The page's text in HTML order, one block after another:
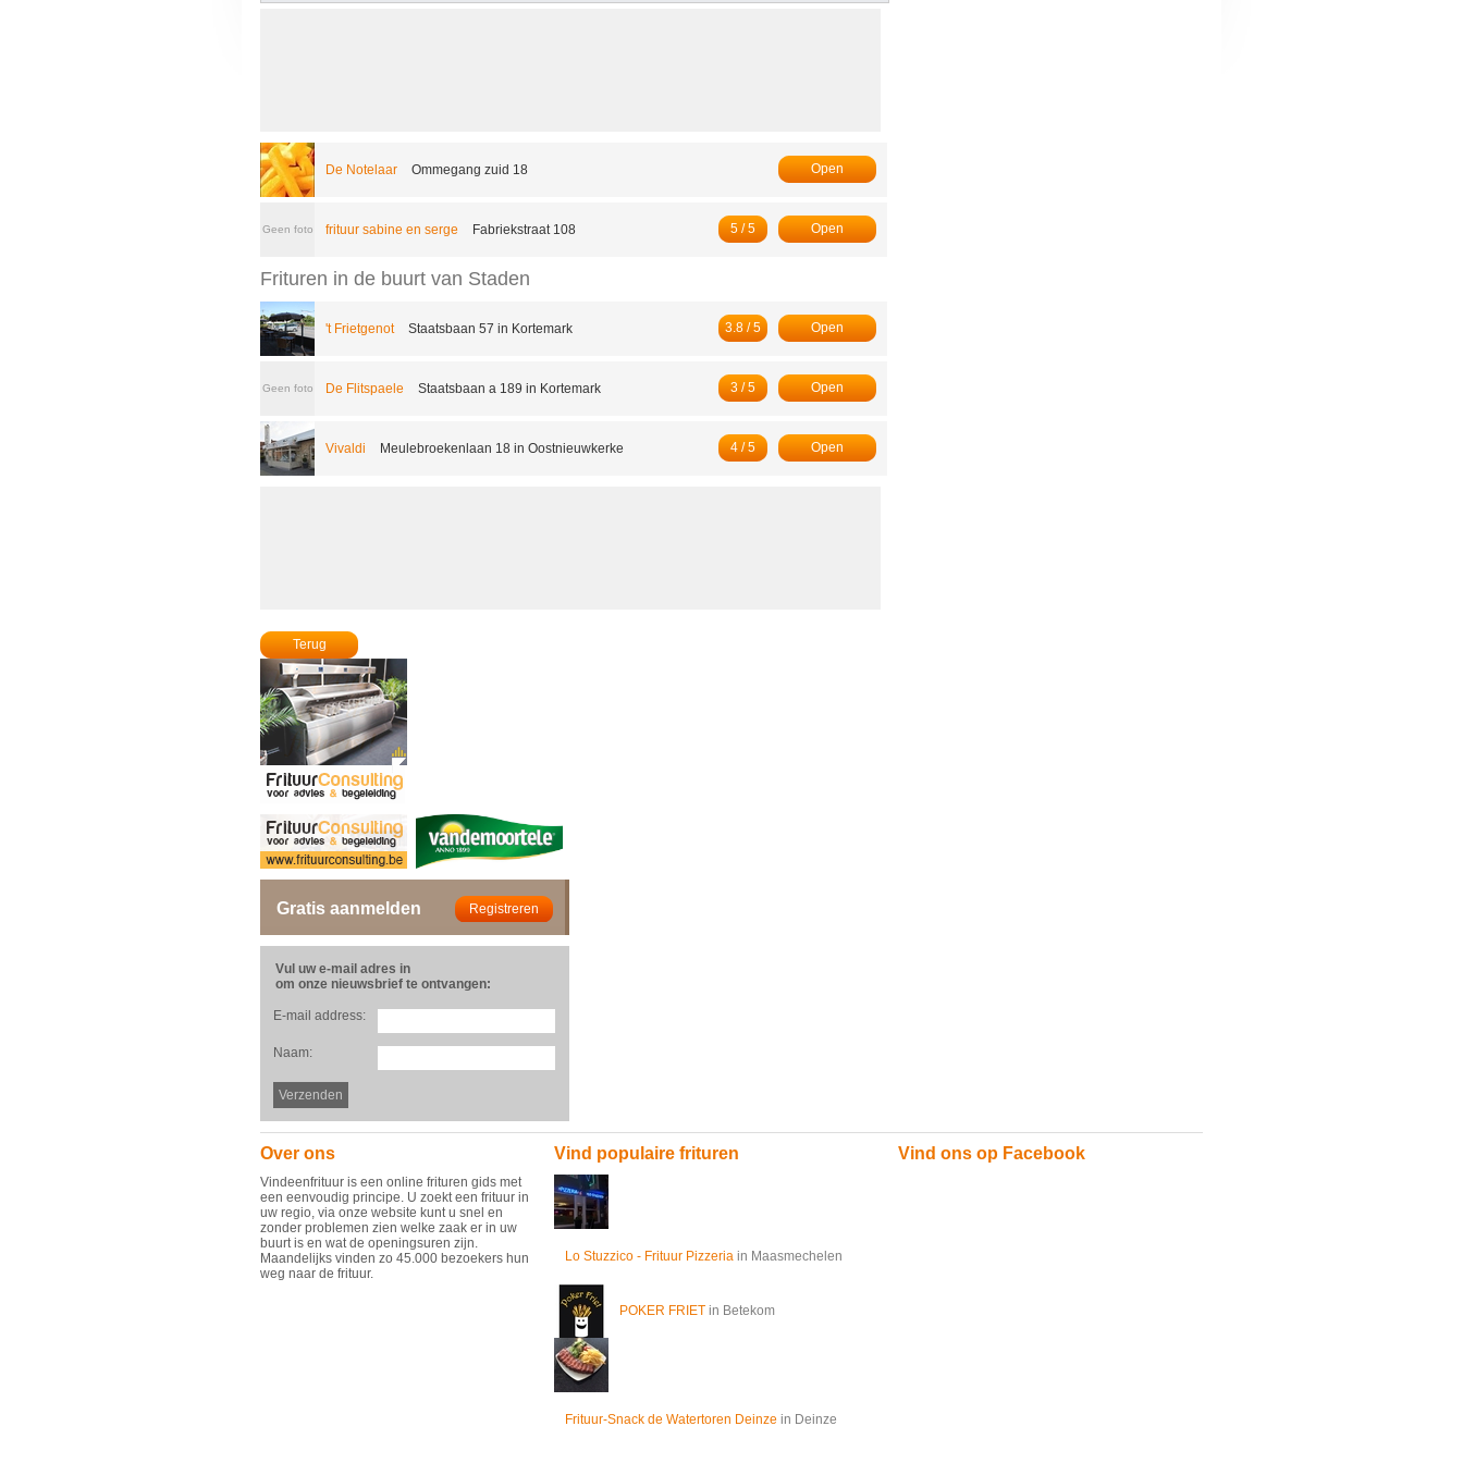
De Notelaar Ommegang zuid 18 Open
Geen foto frituur sabine en serge Fabriekstraat 108 Open
5 / 5
Frituren in de buurt van Staden
't Frietgenot Staatsbaan 57 in Kortemark Open
3.8 / 5
Geen foto De Flitspaele Staatsbaan a 189 in Kortemark Open
3 / 5
Vivaldi Meulebroekenlaan 18 in Oostnieuwkerke Open
4 / 5
Terug
Gratis aanmelden
Vul uw e-mail adres in
om onze nieuwsbrief te ontvangen:
E-mail address:
Naam:
Over ons
Vindeenfrituur is een online frituren gids met
een eenvoudig principe. U zoekt een frituur in
uw regio, via onze website kunt u snel en
zonder problemen zien welke zaak er in uw
buurt is en wat de openingsuren zijn.
Maandelijks vinden zo 45.000 bezoekers hun
weg naar de frituur.
Vind populaire frituren
Lo Stuzzico - Frituur Pizzeria in Maasmechelen
POKER FRIET in Betekom
Frituur-Snack de Watertoren Deinze in Deinze
Vind ons op Facebook